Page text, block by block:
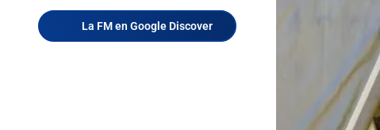
La FM en Google Discover